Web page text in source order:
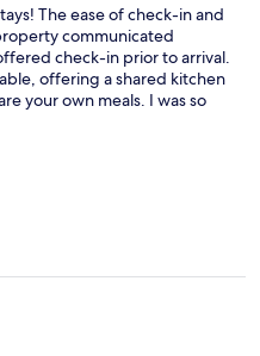
The ease of check-in and
communicated
check-in prior to arrival.
offering a shared kitchen
your own meals. I was so